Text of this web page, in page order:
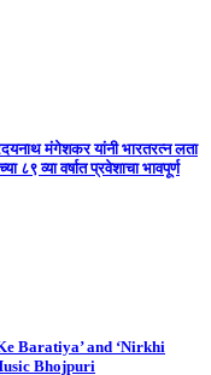
मंगेशकर यांनी भारतरत्न लता
८९ व्या वर्षात प्रवेशाचा भावपूर्ण
Baratiya’ and ‘Nirkhi
Bhojpuri